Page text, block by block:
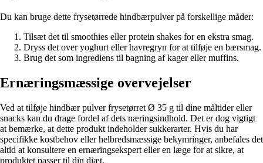
Du kan bruge dette frysetørrede hindbærpulver på forskellige måder:
Tilsæt det til smoothies eller protein shakes for en ekstra smag.
Dryss det over yoghurt eller havregryn for at tilføje en bærsmag.
Brug det som ingrediens til bagning af kager eller muffins.
Ernæringsmæssige overvejelser
Ved at tilføje hindbær pulver frysetørret Ø 35 g til dine måltider eller
snacks kan du drage fordel af dets næringsindhold. Det er dog vigtigt
at bemærke, at dette produkt indeholder sukkerarter. Hvis du har
specifikke kostbehov eller helbredsmæssige bekymringer, anbefales det
altid at konsultere en ernæringsekspert eller en læge for at sikre, at
produktet passer til din diæt.